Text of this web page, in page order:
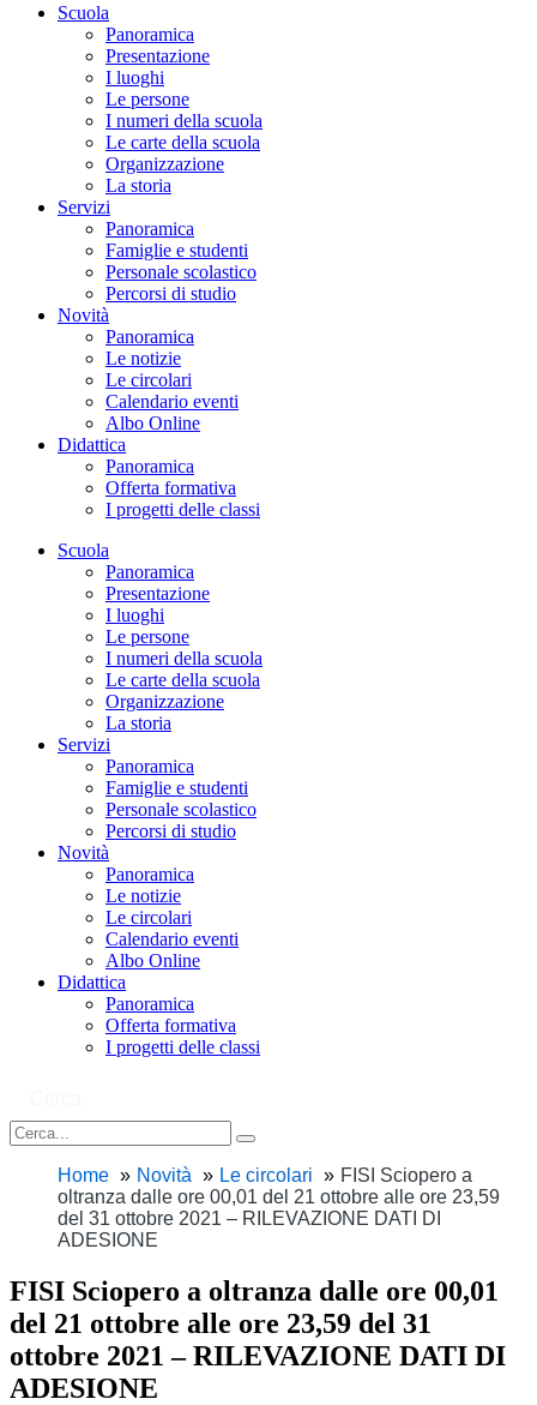
Scuola
Panoramica
Presentazione
I luoghi
Le persone
I numeri della scuola
Le carte della scuola
Organizzazione
La storia
Servizi
Panoramica
Famiglie e studenti
Personale scolastico
Percorsi di studio
Novità
Panoramica
Le notizie
Le circolari
Calendario eventi
Albo Online
Didattica
Panoramica
Offerta formativa
I progetti delle classi
Scuola
Panoramica
Presentazione
I luoghi
Le persone
I numeri della scuola
Le carte della scuola
Organizzazione
La storia
Servizi
Panoramica
Famiglie e studenti
Personale scolastico
Percorsi di studio
Novità
Panoramica
Le notizie
Le circolari
Calendario eventi
Albo Online
Didattica
Panoramica
Offerta formativa
I progetti delle classi
Home Novità Le circolari
FISI Sciopero a
oltranza dalle ore 00,01 del 21 ottobre alle ore 23,59
del 31 ottobre 2021 – RILEVAZIONE DATI DI
ADESIONE
FISI Sciopero a oltranza dalle ore 00,01
del 21 ottobre alle ore 23,59 del 31
ottobre 2021 – RILEVAZIONE DATI DI
ADESIONE